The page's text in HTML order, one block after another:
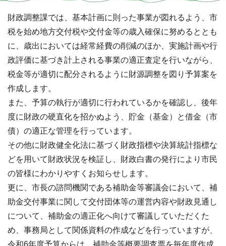
財政調整課では、基本計画に則った事業が図れるよう、市
税を始め地方交付税や交付金等の歳入確保に努めるととも
に、歳出においては経常経費の削減のほか、実施計画や行
政評価に基づき計上される事業の適正査定を行いながら、
税金等が適切に配分されるように財源調整を図り予算案を
作成します。
また、予算の執行が適切に行われているかを確認し、後年
度に財政の硬直化を招かぬよう、貯金（基金）と借金（市
債）の適正な管理を行っています。
その他に財政健全化法に基づく財政指標や決算統計指標な
どを用いて財政状況を検証し、財政白書の発行により市民
の皆様にわかりやすくお知らせします。
更に、市長の諮問機関である補助金等審議会において、補
助金交付事業に関して交付団体等の運営内容や財政見通し
について、補助金の適正化へ向けて審議していただくた
め、事務局として関係資料の作成などを行っていますが、